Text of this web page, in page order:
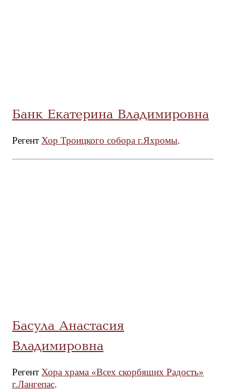
Банк Екатерина Владимировна
Регент Хор Троицкого собора г.Яхромы.
Басула Анастасия
Владимировна
Регент Хора храма «Всех скорбящих Радость»
г.Лангепас.